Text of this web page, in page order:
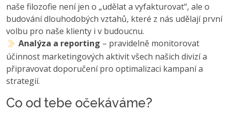
naše filozofie není jen o „udělat a vyfakturovat“, ale o
budování dlouhodobých vztahů, které z nás udělají první
volbu pro naše klienty i v budoucnu.
Analýza a reporting – pravidelně monitorovat
účinnost marketingových aktivit všech našich divizí a
připravovat doporučení pro optimalizaci kampaní a
strategií.
Co od tebe očekáváme?